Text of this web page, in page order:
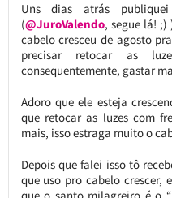
Uns dias atrás
(@JuroValendo, segue lá! ;)
cabelo cresceu de agosto
precisar retocar as
consequentemente, gastar
Adoro que ele esteja
que retocar as luzes com
mais, isso estraga muito o
Depois que falei isso tô
que uso pro cabelo crescer,